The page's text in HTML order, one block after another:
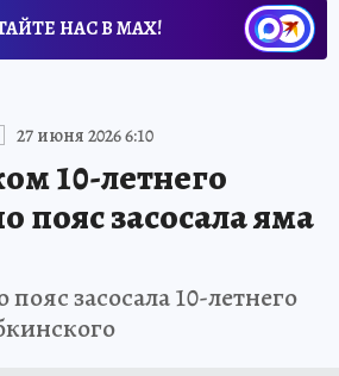
НАС В МАХ!
27 июня 2026 6:10
10-летнего
пояс засосала яма
засосала 10-летнего